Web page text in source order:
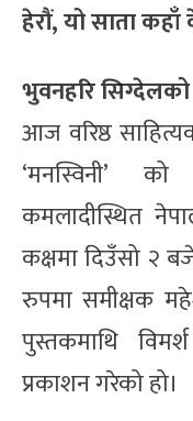
हेरौं, यो साता
भुवनहरि सिग्देलको
आज वरिष्ठ
‘मनस्विनी’
कमलादीस्थित
कक्षमा दिउँसो २
रुपमा समीक्षक
पुस्तकमाथि
प्रकाशन गरेको हो।